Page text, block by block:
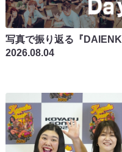
写真で振り返る『
2026.08.04